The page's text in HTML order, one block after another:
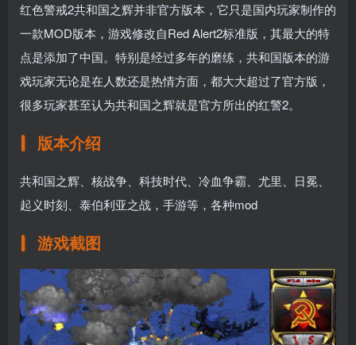
红色警戒2共和国之辉并非官方版本，它只是国内玩家制作的
一款MOD版本，游戏修改自Red Alert2标准版，其最大的特
点是添加了中国。特别是经过多年的磨练，共和国版本的游
戏玩家无论是在人数还是热情方面，都大大超过了官方版，
很多玩家甚至认为共和国之辉就是官方所出的红警2。
版本介绍
共和国之辉、核战争、科技时代、冷血争霸、尤里、日冕、
起义时刻、泰伯利亚之战，手游等，各种mod
游戏截图